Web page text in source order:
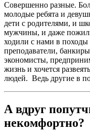
Совершенно разные.
молодые ребята и
дети с родителями, и
мужчины, и даже
ходили с нами в походы
преподаватели,
экономисты,
жизнь и хочется
людей. Ведь другие в
А вдруг
некомфортно?